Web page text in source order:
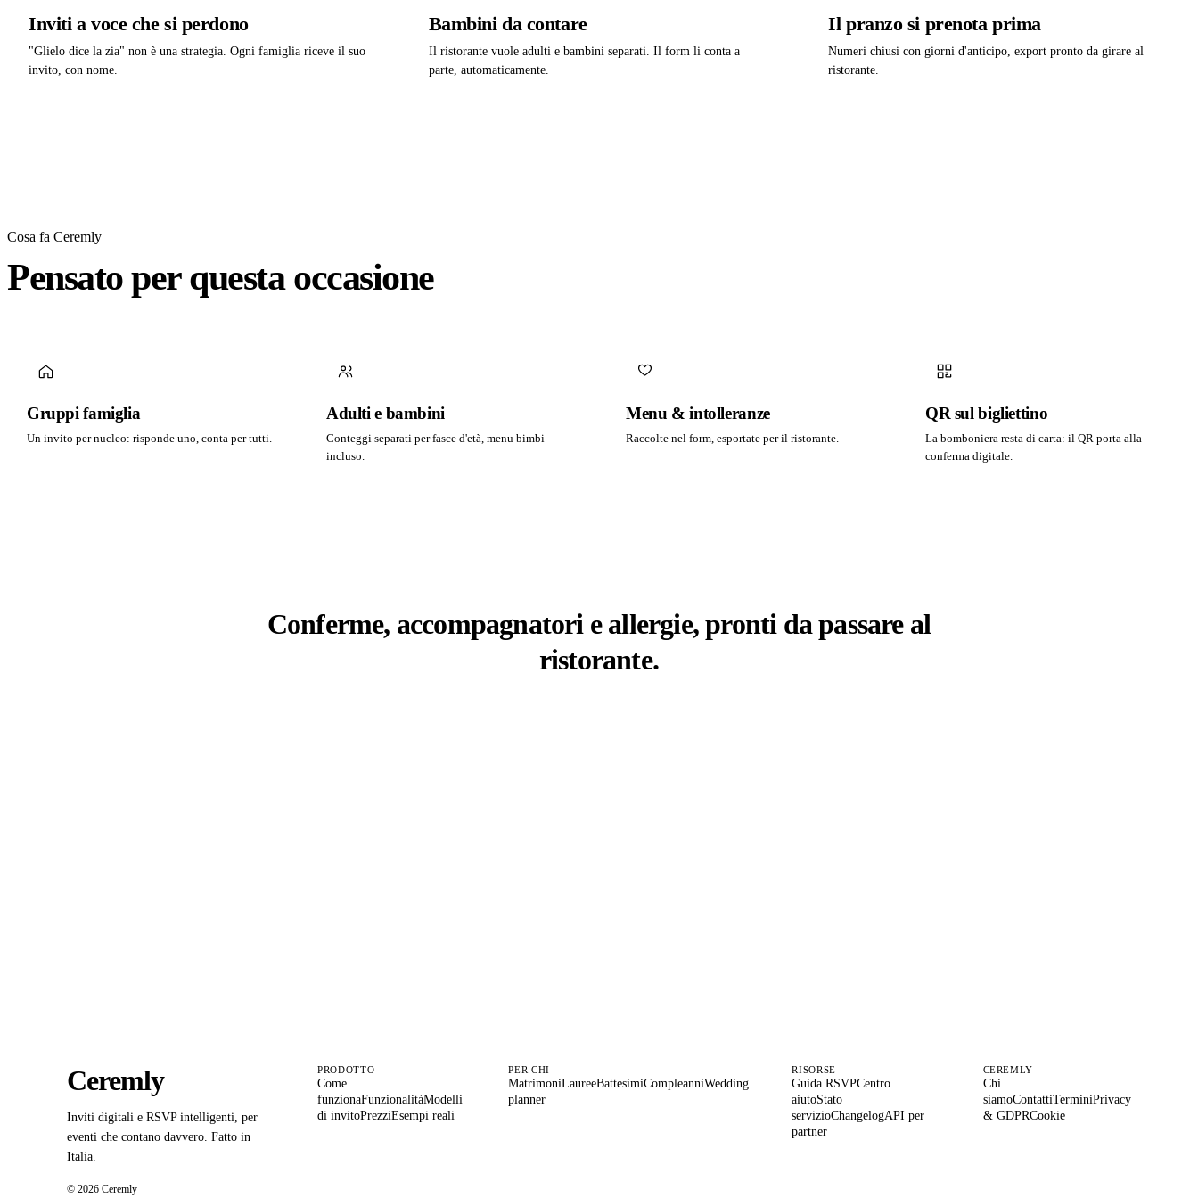
Inviti a voce che si perdono
"Glielo dice la zia" non è una strategia. Ogni famiglia riceve il suo
invito, con nome.
Bambini da contare
Il ristorante vuole adulti e bambini separati. Il form li conta a
parte, automaticamente.
Il pranzo si prenota prima
Numeri chiusi con giorni d'anticipo, export pronto da girare al
ristorante.
Cosa fa Ceremly
Pensato per questa occasione
Gruppi famiglia
Un invito per nucleo: risponde uno, conta per tutti.
Adulti e bambini
Conteggi separati per fasce d'età, menu bimbi
incluso.
Menu & intolleranze
Raccolte nel form, esportate per il ristorante.
QR sul bigliettino
La bomboniera resta di carta: il QR porta alla
conferma digitale.
Conferme, accompagnatori e allergie, pronti da passare al
ristorante.
Ceremly
Inviti digitali e RSVP intelligenti, per
eventi che contano davvero. Fatto in
Italia.
© 2026 Ceremly
PRODOTTO
Come
funzionaFunzionalitàModelli
di invitoPrezziEsempi reali
PER CHI
MatrimoniLaureeBattesimiCompleanniWedding
planner
RISORSE
Guida RSVPCentro
aiutoStato
servizioChangelogAPI per
partner
CEREMLY
Chi
siamoContattiTerminiPrivacy
& GDPRCookie